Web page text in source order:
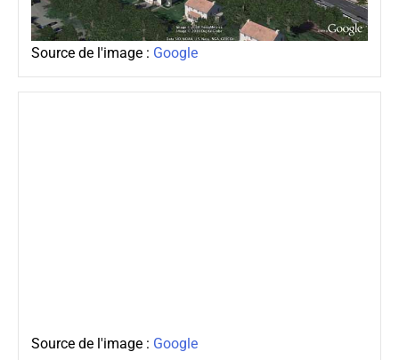
Source de l'image : Google
Source de l'image : Google